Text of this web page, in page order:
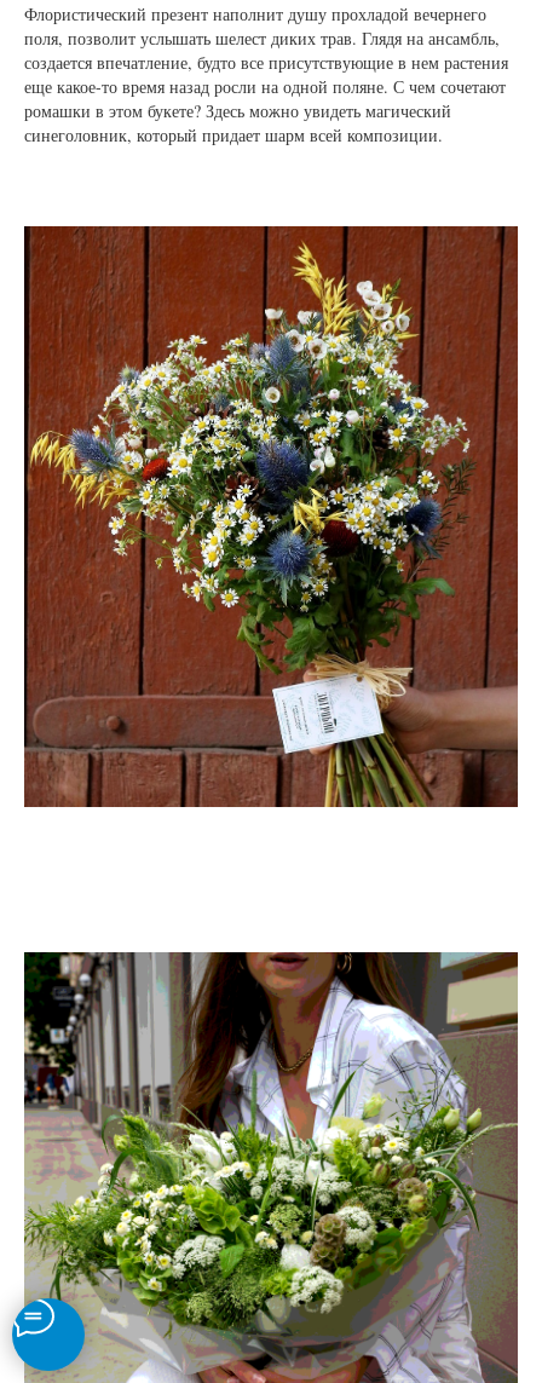
Флористический презент наполнит душу прохладой вечернего
поля, позволит услышать шелест диких трав. Глядя на ансамбль,
создается впечатление, будто все присутствующие в нем растения
еще какое-то время назад росли на одной поляне. С чем сочетают
ромашки в этом букете? Здесь можно увидеть магический
синеголовник, который придает шарм всей композиции.